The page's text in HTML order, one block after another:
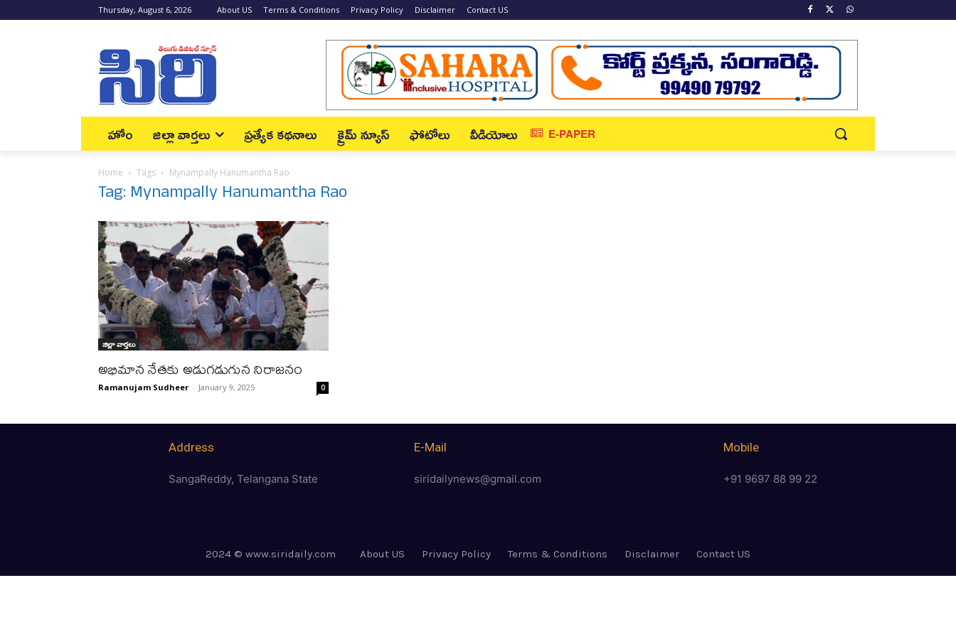
Thursday, August 6, 2026 About US Terms & Conditions Privacy Policy Disclaimer Contact US
హోం జిల్లా వార్త‌లు ప్రత్యేక కథనాలు క్రైమ్ న్యూస్‌ ఫోటోలు వీడియోలు E-PAPER
Home Tags Mynampally Hanumantha Rao
Tag: Mynampally Hanumantha Rao
జిల్లా వార్త‌లు
అభిమాన నేత‌కు అడుగ‌డుగున నిరాజ‌నం
Ramanujam Sudheer - January 9, 2025 0
Address
SangaReddy, Telangana State
E-Mail
siridailynews@gmail.com
Mobile
+91 9697 88 99 22
2024 © www.siridaily.com About US Privacy Policy Terms & Conditions Disclaimer Contact US